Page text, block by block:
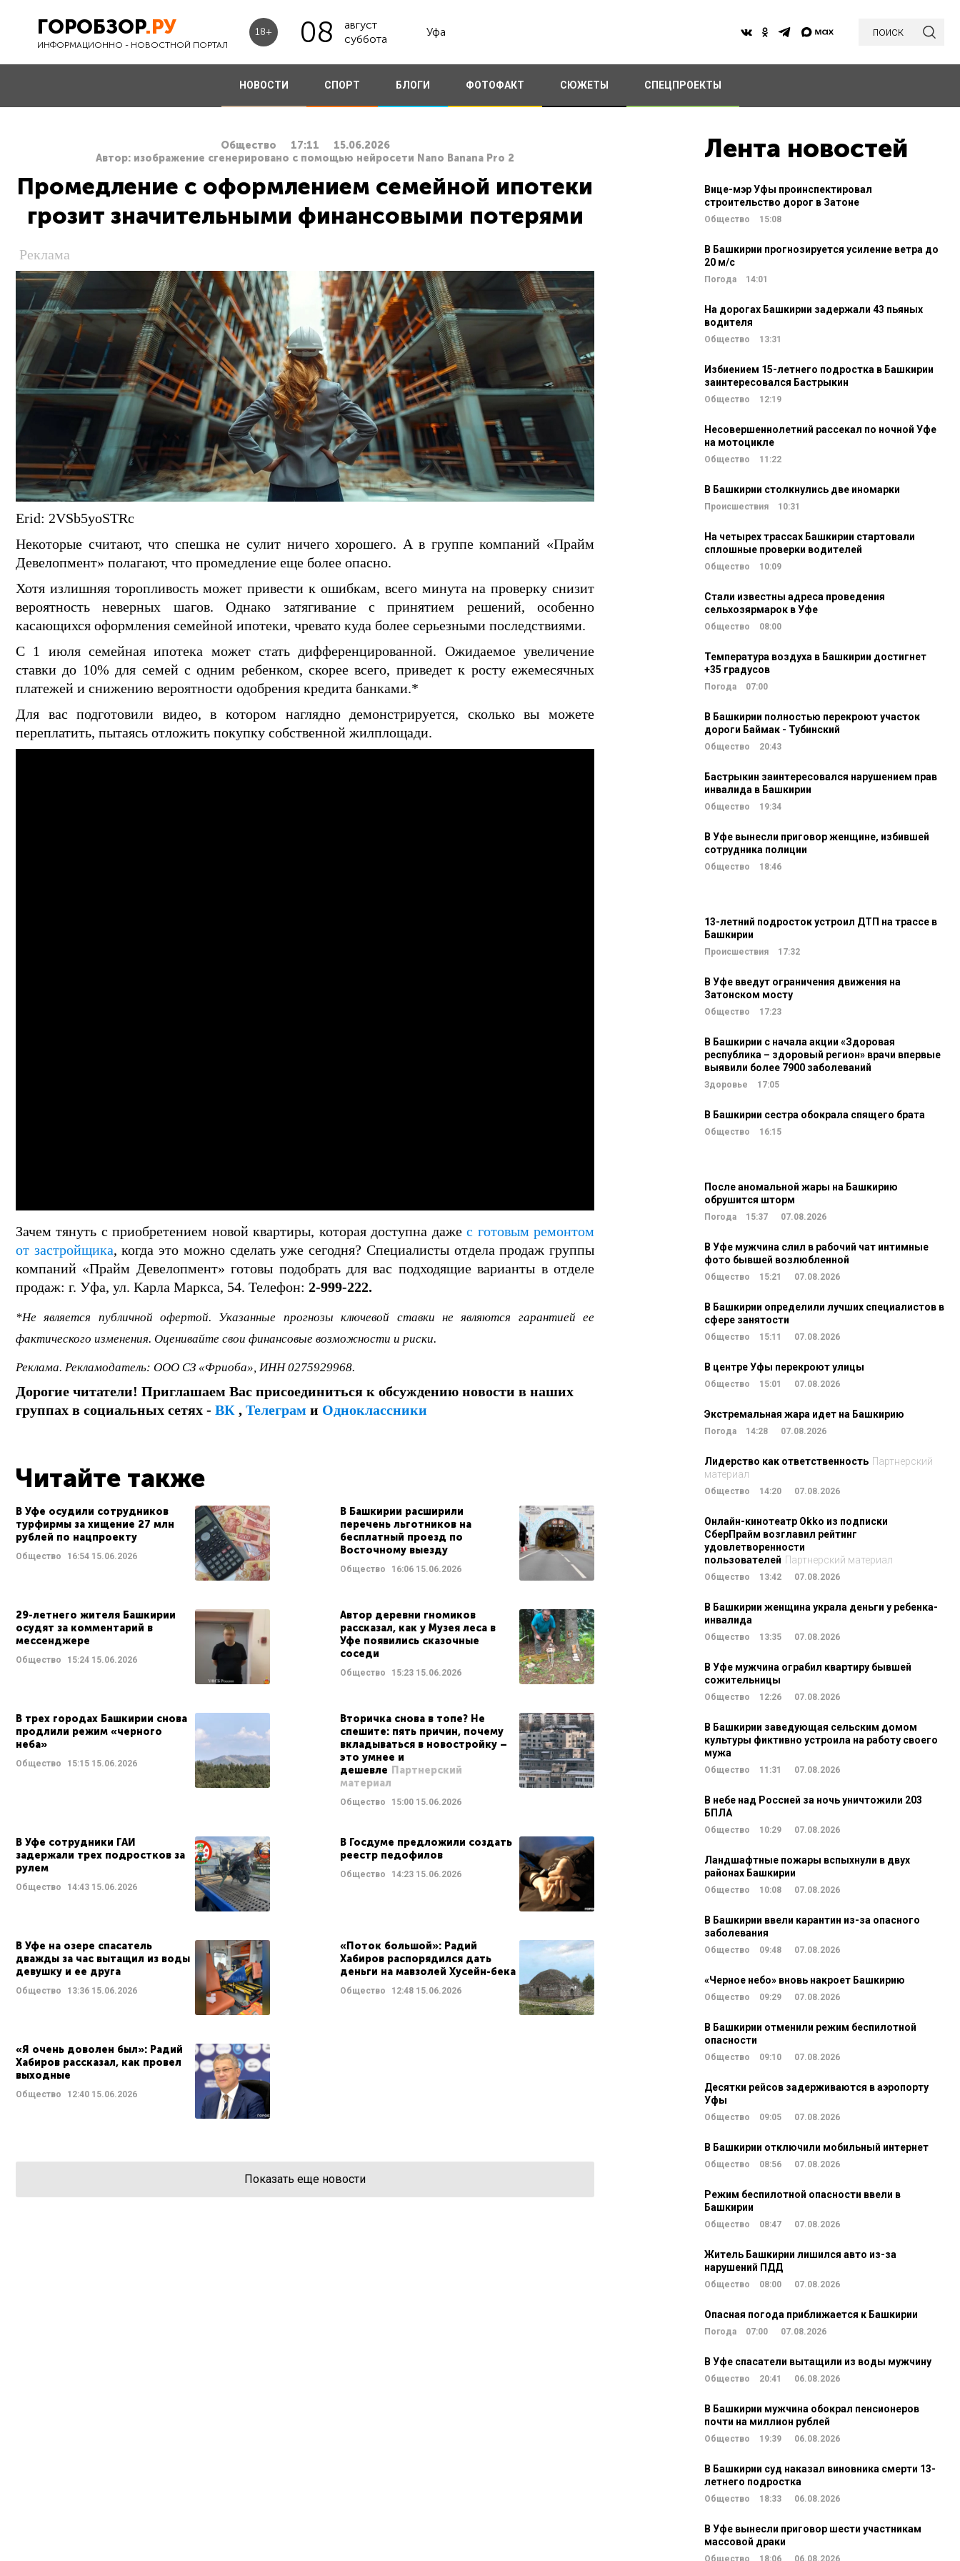
ГОРОБЗОР.РУ
ИНФОРМАЦИОННО - НОВОСТНОЙ ПОРТАЛ
18+ 08
август
суббота
Уфа поиск
НОВОСТИ СПОРТ БЛОГИ ФОТОФАКТ СЮЖЕТЫ СПЕЦПРОЕКТЫ
Общество 17:11
15.06.2026
Автор: изображение сгенерировано с помощью нейросети Nano Banana Pro 2
Промедление с оформлением семейной ипотеки
грозит значительными финансовыми потерями
Реклама
Erid: 2VSb5yoSTRc
Некоторые считают, что спешка не сулит ничего хорошего. А в группе компаний «Прайм
Девелопмент» полагают, что промедление еще более опасно.
Хотя излишняя торопливость может привести к ошибкам, всего минута на проверку снизит
вероятность неверных шагов. Однако затягивание с принятием решений, особенно
касающихся оформления семейной ипотеки, чревато куда более серьезными последствиями.
С 1 июля семейная ипотека может стать дифференцированной. Ожидаемое увеличение
ставки до 10% для семей с одним ребенком, скорее всего, приведет к росту ежемесячных
платежей и снижению вероятности одобрения кредита банками.*
Для вас подготовили видео, в котором наглядно демонстрируется, сколько вы можете
переплатить, пытаясь отложить покупку собственной жилплощади.
Зачем тянуть с приобретением новой квартиры, которая доступна дажес готовым ремонтом
от застройщика, когда это можно сделать уже сегодня? Специалисты отдела продаж группы
компаний «Прайм Девелопмент» готовы подобрать для вас подходящие варианты в отделе
продаж: г. Уфа, ул. Карла Маркса, 54. Телефон: 2-999-222.
*Не является публичной офертой. Указанные прогнозы ключевой ставки не являются гарантией ее
фактического изменения. Оценивайте свои финансовые возможности и риски.
Реклама. Рекламодатель: ООО СЗ «Фриоба», ИНН 0275929968.
Дорогие читатели! Приглашаем Вас присоединиться к обсуждению новости в наших
группах в социальных сетях - ВК , Телеграм и Одноклассники
Читайте также
В Уфе осудили сотрудников
турфирмы за хищение 27 млн
рублей по нацпроекту
Общество 16:54 15.06.2026
В Башкирии расширили
перечень льготников на
бесплатный проезд по
Восточному выезду
Общество 16:0615.06.2026
29-летнего жителя Башкирии
осудят за комментарий в
мессенджере
Общество 15:24 15.06.2026
Автор деревни гномиков
рассказал, как у Музея леса в
Уфе появились сказочные
соседи
Общество 15:2315.06.2026
В трех городах Башкирии снова
продлили режим «черного
неба»
Общество 15:15 15.06.2026
Вторичка снова в топе? Не
спешите: пять причин, почему
вкладываться в новостройку –
это умнее и
дешевле Партнерский
материал
Общество 15:0015.06.2026
В Уфе сотрудники ГАИ
задержали трех подростков за
рулем
Общество 14:43 15.06.2026
В Госдуме предложили создать
реестр педофилов
Общество 14:2315.06.2026
В Уфе на озере спасатель
дважды за час вытащил из воды
девушку и ее друга
Общество 13:36 15.06.2026
«Поток большой»: Радий
Хабиров распорядился дать
деньги на мавзолей Хусейн-бека
Общество 12:4815.06.2026
«Я очень доволен был»: Радий
Хабиров рассказал, как провел
выходные
Общество 12:40 15.06.2026
Показать еще новости
Лента новостей
Вице-мэр Уфы проинспектировал
строительство дорог в Затоне
Общество 15:08
В Башкирии прогнозируется усиление ветра до
20 м/c
Погода 14:01
На дорогах Башкирии задержали 43 пьяных
водителя
Общество 13:31
Избиением 15-летнего подростка в Башкирии
заинтересовался Бастрыкин
Общество 12:19
Несовершеннолетний рассекал по ночной Уфе
на мотоцикле
Общество 11:22
В Башкирии столкнулись две иномарки
Происшествия 10:31
На четырех трассах Башкирии стартовали
сплошные проверки водителей
Общество 10:09
Стали известны адреса проведения
сельхозярмарок в Уфе
Общество 08:00
Температура воздуха в Башкирии достигнет
+35 градусов
Погода 07:00
В Башкирии полностью перекроют участок
дороги Баймак - Тубинский
Общество 20:43
Бастрыкин заинтересовался нарушением прав
инвалида в Башкирии
Общество 19:34
В Уфе вынесли приговор женщине, избившей
сотрудника полиции
Общество 18:46
13-летний подросток устроил ДТП на трассе в
Башкирии
Происшествия 17:32
В Уфе введут ограничения движения на
Затонском мосту
Общество 17:23
В Башкирии с начала акции «Здоровая
республика – здоровый регион» врачи впервые
выявили более 7900 заболеваний
Здоровье 17:05
В Башкирии сестра обокрала спящего брата
Общество 16:15
После аномальной жары на Башкирию
обрушится шторм
Погода 15:37 07.08.2026
В Уфе мужчина слил в рабочий чат интимные
фото бывшей возлюбленной
Общество 15:21 07.08.2026
В Башкирии определили лучших специалистов в
сфере занятости
Общество 15:11 07.08.2026
В центре Уфы перекроют улицы
Общество 15:01 07.08.2026
Экстремальная жара идет на Башкирию
Погода 14:28 07.08.2026
Лидерство как ответственность Партнерский
материал
Общество 14:20 07.08.2026
Онлайн-кинотеатр Okko из подписки
СберПрайм возглавил рейтинг
удовлетворенности
пользователей Партнерский материал
Общество 13:42 07.08.2026
В Башкирии женщина украла деньги у ребенка-
инвалида
Общество 13:35 07.08.2026
В Уфе мужчина ограбил квартиру бывшей
сожительницы
Общество 12:26 07.08.2026
В Башкирии заведующая сельским домом
культуры фиктивно устроила на работу своего
мужа
Общество 11:31 07.08.2026
В небе над Россией за ночь уничтожили 203
БПЛА
Общество 10:29 07.08.2026
Ландшафтные пожары вспыхнули в двух
районах Башкирии
Общество 10:08 07.08.2026
В Башкирии ввели карантин из-за опасного
заболевания
Общество 09:48 07.08.2026
«Черное небо» вновь накроет Башкирию
Общество 09:29 07.08.2026
В Башкирии отменили режим беспилотной
опасности
Общество 09:10 07.08.2026
Десятки рейсов задерживаются в аэропорту
Уфы
Общество 09:05 07.08.2026
В Башкирии отключили мобильный интернет
Общество 08:56 07.08.2026
Режим беспилотной опасности ввели в
Башкирии
Общество 08:47 07.08.2026
Житель Башкирии лишился авто из-за
нарушений ПДД
Общество 08:00 07.08.2026
Опасная погода приближается к Башкирии
Погода 07:00 07.08.2026
В Уфе спасатели вытащили из воды мужчину
Общество 20:41 06.08.2026
В Башкирии мужчина обокрал пенсионеров
почти на миллион рублей
Общество 19:39 06.08.2026
В Башкирии суд наказал виновника смерти 13-
летнего подростка
Общество 18:33 06.08.2026
В Уфе вынесли приговор шести участникам
массовой драки
Общество 18:06 06.08.2026